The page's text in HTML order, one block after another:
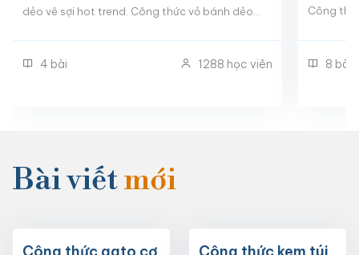
dẻo vê sợi hot trend. Công thức vỏ bánh dẻo
Đầy đủ cách tạo hình khuôn to, khuôn nhỏ kiểu
4 bài 1288 học viên
Công
mai,..
8 bài
Bài viếtmới